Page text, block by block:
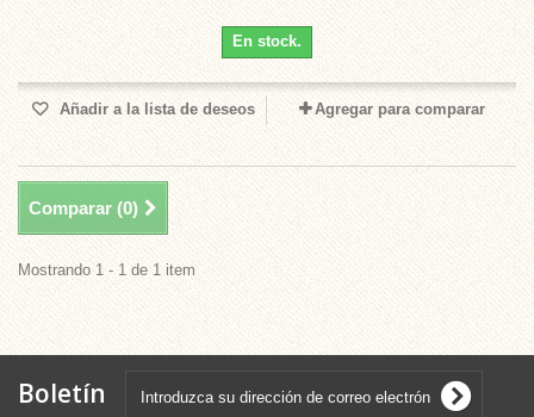
En stock.
Añadir a la lista de deseos Agregar para comparar
Comparar (0)
Mostrando 1 - 1 de 1 item
Boletín